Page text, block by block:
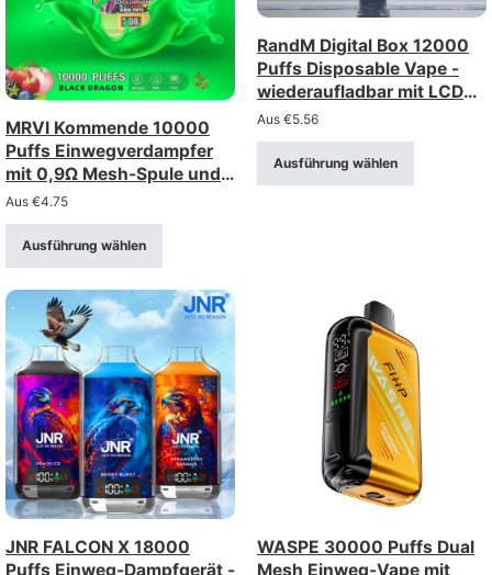
MRVI Kommende 10000
Puffs Einwegverdampfer
mit 0,9Ω Mesh-Spule und
Leistungsanzeige
Aus €4.75
Ausführung wählen
RandM Digital Box 12000
Puffs Disposable Vape -
wiederaufladbar mit LCD
Display
Aus €5.56
Ausführung wählen
JNR FALCON X 18000
Puffs Einweg-Dampfgerät -
WASPE 30000 Puffs Dual
Mesh Einweg-Vape mit